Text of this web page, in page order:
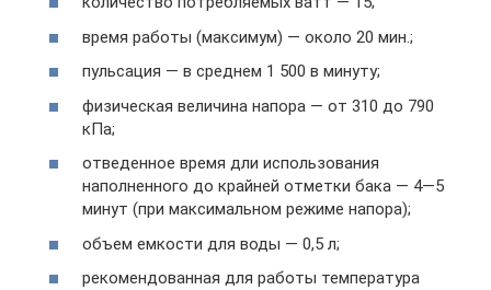
время работы (максимум) ― около 20 мин.;
пульсация ― в среднем 1 500 в минуту;
физическая величина напора ― от 310 до 790
кПа;
отведенное время дли использования
наполненного до крайней отметки бака ― 4—5
минут (при максимальном режиме напора);
объем емкости для воды ― 0,5 л;
рекомендованная для работы температура